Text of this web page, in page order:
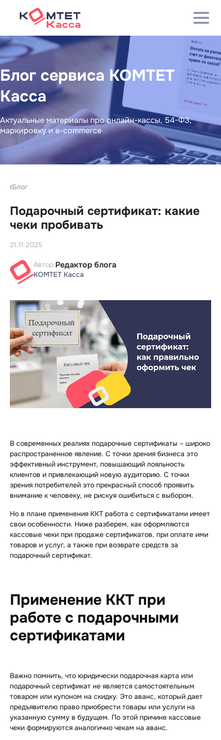
Блог сервиса КОМТЕТ
Касса
Актуальные материалы про онлайн-кассы, 54-ФЗ,
маркировку и e-commerce
Блог
Подарочный сертификат: какие
чеки пробивать
21.11.2025
Автор:Редактор блога
КОМТЕТ Касса
В современных реалиях подарочные сертификаты – широко
распространенное явление. С точки зрения бизнеса это
эффективный инструмент, повышающий лояльность
клиентов и привлекающий новую аудиторию. С точки
зрения потребителей это прекрасный способ проявить
внимание к человеку, не рискуя ошибиться с выбором.
Но в плане применения ККТ работа с сертификатами имеет
свои особенности. Ниже разберем, как оформляются
кассовые чеки при продаже сертификатов, при оплате ими
товаров и услуг, а также при возврате средств за
подарочный сертификат.
Применение ККТ при
работе с подарочными
сертификатами
Важно помнить, что юридически подарочная карта или
подарочный сертификат не является самостоятельным
товаром или купоном на скидку. Это аванс, который дает
предъявителю право приобрести товары или услуги на
указанную сумму в будущем. По этой причине кассовые
чеки формируются аналогично чекам на аванс.